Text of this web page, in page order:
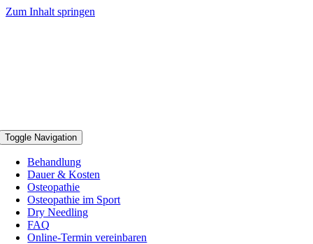
Zum Inhalt springen
Toggle Navigation
Behandlung
Dauer & Kosten
Osteopathie
Osteopathie im Sport
Dry Needling
FAQ
Online-Termin vereinbaren